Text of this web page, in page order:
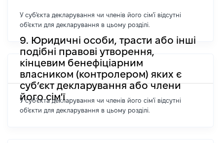
У суб'єкта декларування чи членів його сім'ї відсутні
об'єкти для декларування в цьому розділі.
9. Юридичні особи, трасти або інші
подібні правові утворення,
кінцевим бенефіціарним
власником (контролером) яких є
суб’єкт декларування або члени
його сім'ї
У суб'єкта декларування чи членів його сім'ї відсутні
об'єкти для декларування в цьому розділі.